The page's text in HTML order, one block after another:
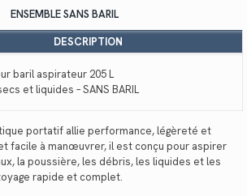
ENSEMBLE SANS BARIL
DESCRIPTION
baril aspirateur 205 L
et liquides – SANS BARIL
portatif allie performance, légèreté et
facile à manœuvrer, il est conçu pour aspirer
la poussière, les débris, les liquides et les
rapide et complet.